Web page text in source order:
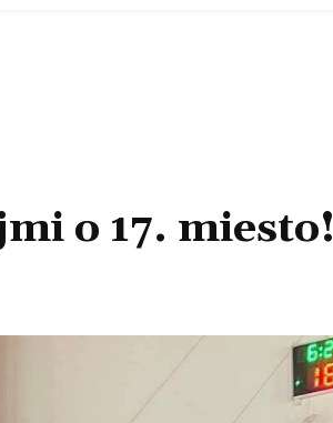
o 17. miesto!